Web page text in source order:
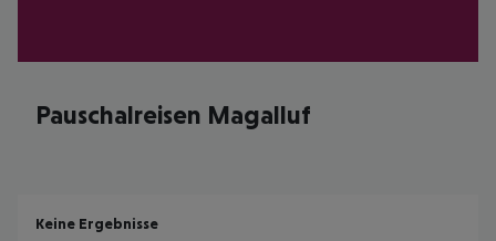
Pauschalreisen Magalluf
Keine Ergebnisse